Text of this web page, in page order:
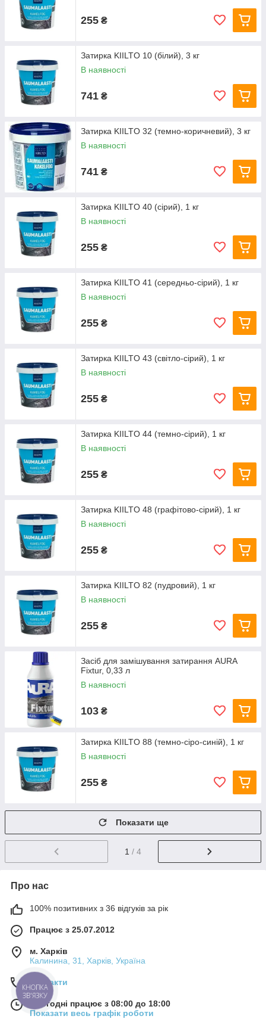
255 ₴
Затирка KIILTO 10 (білий), 3 кг
В наявності
741 ₴
Затирка KIILTO 32 (темно-коричневий), 3 кг
В наявності
741 ₴
Затирка KIILTO 40 (сірий), 1 кг
В наявності
255 ₴
Затирка KIILTO 41 (середньо-сірий), 1 кг
В наявності
255 ₴
Затирка KIILTO 43 (світло-сірий), 1 кг
В наявності
255 ₴
Затирка KIILTO 44 (темно-сірий), 1 кг
В наявності
255 ₴
Затирка KIILTO 48 (графітово-сірий), 1 кг
В наявності
255 ₴
Затирка KIILTO 82 (пудровий), 1 кг
В наявності
255 ₴
Засіб для замішування затирання AURA
Fixtur, 0,33 л
В наявності
103 ₴
Затирка KIILTO 88 (темно-сіро-синій), 1 кг
В наявності
255 ₴
Показати ще
1 / 4
Про нас
100% позитивних з 36 відгуків за рік
Працює з 25.07.2012
м. Харків
Калинина, 31, Харків, Україна
Контакти
Сьогодні працює з 08:00 до 18:00
Показати весь графік роботи
КНОПКА
ЗВ'ЯЗКУ